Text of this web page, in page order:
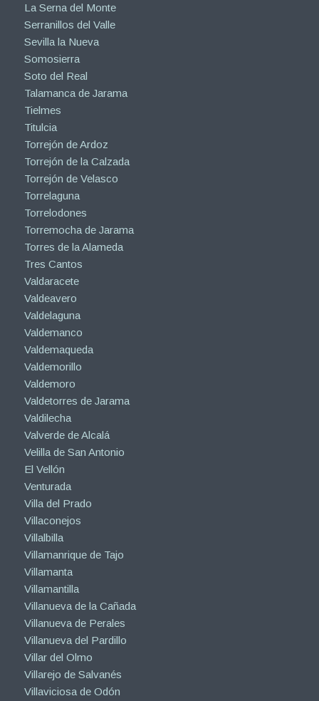
La Serna del Monte
Serranillos del Valle
Sevilla la Nueva
Somosierra
Soto del Real
Talamanca de Jarama
Tielmes
Titulcia
Torrejón de Ardoz
Torrejón de la Calzada
Torrejón de Velasco
Torrelaguna
Torrelodones
Torremocha de Jarama
Torres de la Alameda
Tres Cantos
Valdaracete
Valdeavero
Valdelaguna
Valdemanco
Valdemaqueda
Valdemorillo
Valdemoro
Valdetorres de Jarama
Valdilecha
Valverde de Alcalá
Velilla de San Antonio
El Vellón
Venturada
Villa del Prado
Villaconejos
Villalbilla
Villamanrique de Tajo
Villamanta
Villamantilla
Villanueva de la Cañada
Villanueva de Perales
Villanueva del Pardillo
Villar del Olmo
Villarejo de Salvanés
Villaviciosa de Odón